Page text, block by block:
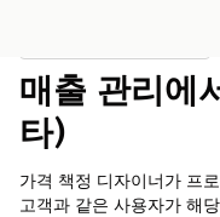
매출 관리에
타)
가격 책정 디자이너가 프
고객과 같은 사용자가 해